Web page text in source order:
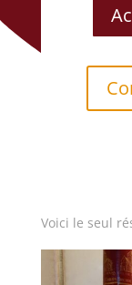
Voici le seul